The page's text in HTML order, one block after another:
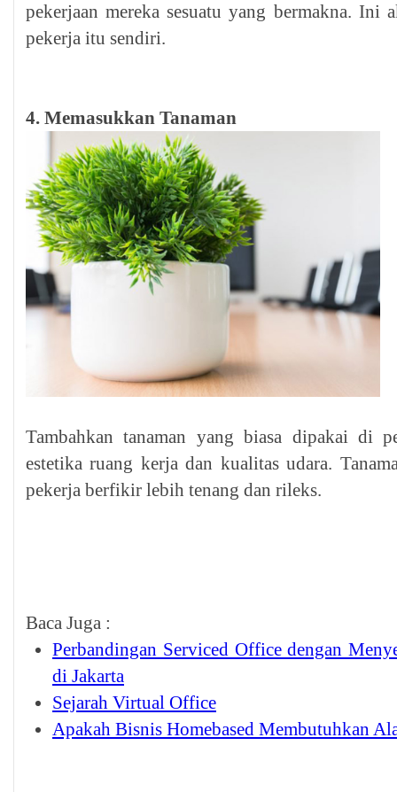
pekerjaan mereka sesuatu yang bermakna. Ini
pekerja itu sendiri.
4. Memasukkan Tanaman
Tambahkan tanaman yang biasa dipakai di
estetika ruang kerja dan kualitas udara.
pekerja berfikir lebih tenang dan rileks.
Baca Juga :
Perbandingan Serviced Office dengan
di Jakarta
Sejarah Virtual Office
Apakah Bisnis Homebased Membutuhkan